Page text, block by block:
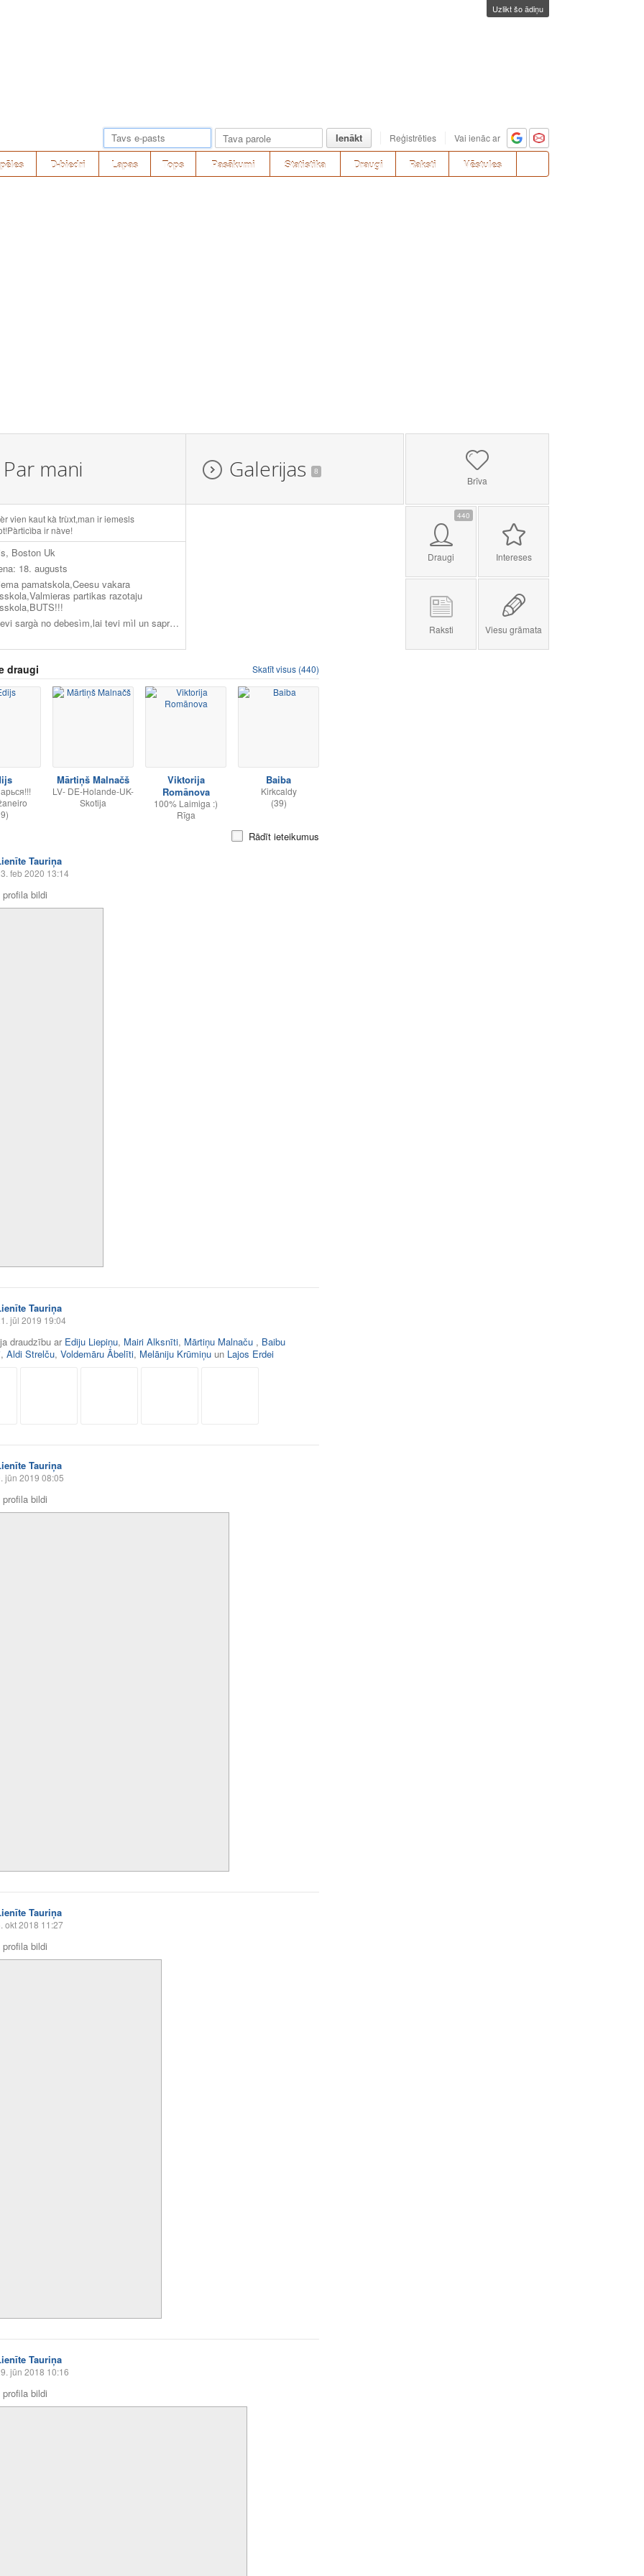
Uzlikt šo ādiņu
Ienākt Reģistrēties Vai ienāc ar
D-biedri Lapas Tops Pasākumi Statistika Draugi Raksti Vēstules
Par mani Galerijas 8
Brīva
vien kaut kà trùxt,man ir iemesls
ir nàve!
Boston Uk
18. augusts
pamatskola,Ceesu vakara
partikas razotaju
Lai tevi sargà no debesìm,lai tevi mìl un saprot uz zemes! Live or die,its your choice...
440
Draugi Intereses
Raksti Viesu grāmata
draugi Skatīt visus (440)
Mārtiņš Malnačš
LV- DE-Holande-UK-
Skotija
Viktorija
Romānova
100% Laimiga :)
Rīga
Baiba
Kirkcaldy
(39)
Rādīt ieteikumus
Tauriņa
feb 2020 13:14
bildi
Tauriņa
jūl 2019 19:04
draudzību ar Ediju Liepiņu, Mairi Alksnīti, Mārtiņu Malnaču , Baibu
, Aldi Strelču, Voldemāru Ābelīti, Melāniju Krūmiņu un Lajos Erdei
Tauriņa
jūn 2019 08:05
bildi
Tauriņa
okt 2018 11:27
bildi
Tauriņa
jūn 2018 10:16
bildi